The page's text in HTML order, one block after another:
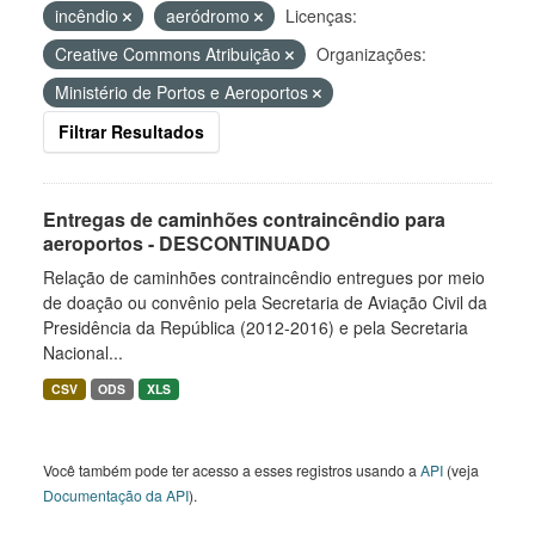
incêndio aeródromo
Licenças:
Creative Commons Atribuição
Organizações:
Ministério de Portos e Aeroportos
Filtrar Resultados
Entregas de caminhões contraincêndio para
aeroportos - DESCONTINUADO
Relação de caminhões contraincêndio entregues por meio
de doação ou convênio pela Secretaria de Aviação Civil da
Presidência da República (2012-2016) e pela Secretaria
Nacional...
CSV ODS XLS
Você também pode ter acesso a esses registros usando a API (veja
Documentação da API).